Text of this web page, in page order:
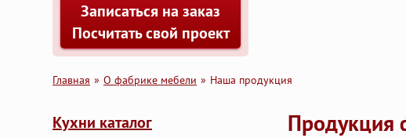
Записаться на заказ
Посчитать свой проект
Главная О фабрике мебели Наша продукция
Кухни каталог Продукция